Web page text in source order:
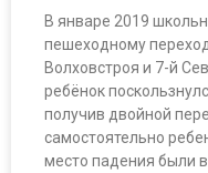
В январе 2019
пешеходному
Волховстроя и 7-й
ребёнок
получив двойной
самостоятельно
место падения были